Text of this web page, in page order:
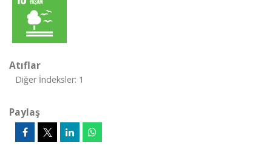
Atıflar
Diğer İndeksler: 1
Paylaş